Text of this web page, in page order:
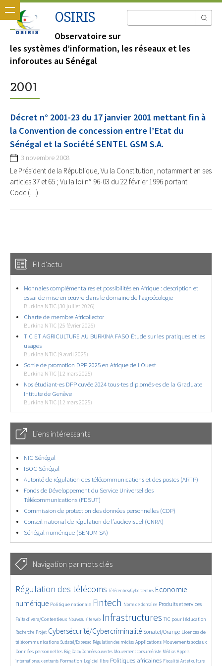
OSIRIS
Observatoire sur
les systèmes d’information, les réseaux et les
inforoutes au Sénégal
2001
Décret n° 2001-23 du 17 janvier 2001 mettant fin à
la Convention de concession entre l’Etat du
Sénégal et la Société SENTEL GSM S.A.
3 novembre 2008
Le Président de la République, Vu la Constitution, notamment en ses
articles 37 et 65 ; Vu la loi n° 96-03 du 22 février 1996 portant
Code (…)
Fil d'actu
Monnaies complémentaires et possibilités en Afrique : description et
essai de mise en œuvre dans le domaine de l’agroécologie
Burkina NTIC (30 juillet 2026)
Charte de membre Africollector
Burkina NTIC (25 février 2026)
TIC ET AGRICULTURE AU BURKINA FASO Étude sur les pratiques et les
usages
Burkina NTIC (9 avril 2025)
Sortie de promotion DPP 2025 en Afrique de l’Ouest
Burkina NTIC (12 mars 2025)
Nos étudiant-es DPP cuvée 2024 tous-tes diplomés-es de la Graduate
Intitute de Genève
Burkina NTIC (12 mars 2025)
Liens intéressants
NIC Sénégal
ISOC Sénégal
Autorité de régulation des télécommunications et des postes (ARTP)
Fonds de Développement du Service Universel des
Télécommunications (FDSUT)
Commission de protection des données personnelles (CDP)
Conseil national de régulation de l’audiovisuel (CNRA)
Sénégal numérique (SENUM SA)
Navigation par mots clés
4587/5719
Régulation des télécoms
350/5719 Télécentres/Cybercentres
3622/5719
Economie
numérique
1850/5719 Politique nationale
5260/5719 Fintech
625/5719 Noms de domaine
2248/5719 Produits et services
1553/5719
Faits divers/Contentieux Nouveau site web Infrastructures TIC pour l’éducation
Recherche
246/5719Projet
3809/5719 Cybersécurité/Cybercriminalité
2201/5719 Sonatel/Orange
1615/5719
Licences de
télécommunications
282/5719 Sudatel/Expresso
1029/5719 Régulation des médias
1522/5719 Applications
1238/5719 Mouvements sociaux
1662/5719
Données personnelles
150/5719 Big Data/Données ouvertes
647/5719 Mouvement consumériste
369/5719 Médias
642/5719
Appels
internationaux entrants
1712/5719 Formation
98/5719 Logiciel libre
2584/5719 Politiques africaines
1065/5719 Fiscalité
177/5719 Art et culture
596/5719